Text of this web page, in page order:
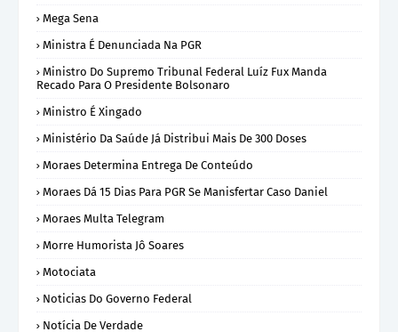
Mega Sena
Ministra É Denunciada Na PGR
Ministro Do Supremo Tribunal Federal Luíz Fux Manda
Recado Para O Presidente Bolsonaro
Ministro É Xingado
Ministério Da Saúde Já Distribui Mais De 300 Doses
Moraes Determina Entrega De Conteúdo
Moraes Dá 15 Dias Para PGR Se Manisfertar Caso Daniel
Moraes Multa Telegram
Morre Humorista Jô Soares
Motociata
Noticias Do Governo Federal
Notícia De Verdade